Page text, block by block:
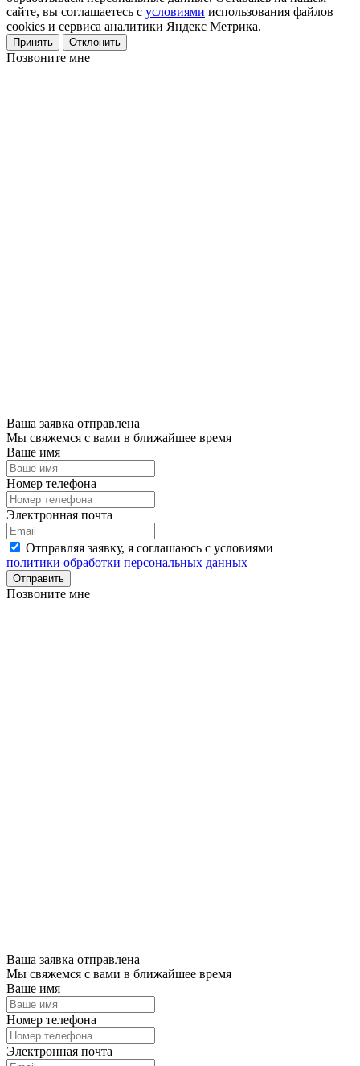
сайте, вы соглашаетесь с условиями использования файлов
cookies и сервиса аналитики Яндекс Метрика.
Принять Отклонить
Позвоните мне
Ваша заявка отправлена
Мы свяжемся с вами в ближайшее время
Ваше имя
Номер телефона
Электронная почта
Отправляя заявку, я соглашаюсь с условиями
политики обработки персональных данных
Отправить
Позвоните мне
Ваша заявка отправлена
Мы свяжемся с вами в ближайшее время
Ваше имя
Номер телефона
Электронная почта